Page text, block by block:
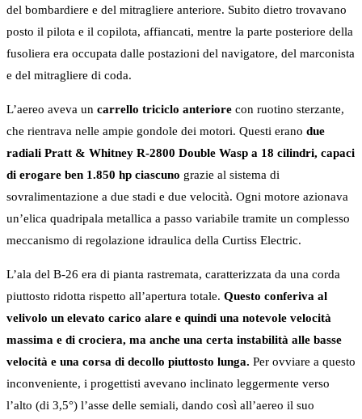
del bombardiere e del mitragliere anteriore. Subito dietro trovavano
posto il pilota e il copilota, affiancati, mentre la parte posteriore della
fusoliera era occupata dalle postazioni del navigatore, del marconista
e del mitragliere di coda.
L’aereo aveva un carrello triciclo anteriore con ruotino sterzante,
che rientrava nelle ampie gondole dei motori. Questi erano due
radiali Pratt & Whitney R-2800 Double Wasp a 18 cilindri, capaci
di erogare ben 1.850 hp ciascuno grazie al sistema di
sovralimentazione a due stadi e due velocità. Ogni motore azionava
un’elica quadripala metallica a passo variabile tramite un complesso
meccanismo di regolazione idraulica della Curtiss Electric.
L’ala del B-26 era di pianta rastremata, caratterizzata da una corda
piuttosto ridotta rispetto all’apertura totale. Questo conferiva al
velivolo un elevato carico alare e quindi una notevole velocità
massima e di crociera, ma anche una certa instabilità alle basse
velocità e una corsa di decollo piuttosto lunga. Per ovviare a questo
inconveniente, i progettisti avevano inclinato leggermente verso
l’alto (di 3,5°) l’asse delle semiali, dando così all’aereo il suo